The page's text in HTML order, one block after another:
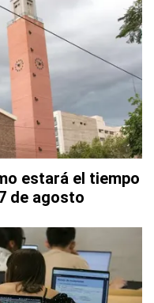
estará el tiempo
de agosto